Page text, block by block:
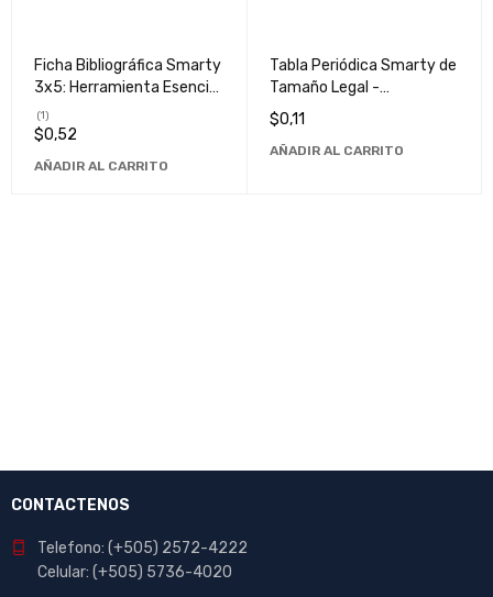
Ficha Bibliográfica Smarty
3x5: Herramienta Esencial
para Organización y
Referencia
(1)
$0,52
AÑADIR AL CARRITO
Tabla Periódica Smarty de
Tamaño Legal -
Herramienta Educativa
Esencial para Estudiantes
$0,11
AÑADIR AL CARRITO
CONTACTENOS
Telefono: (+505) 2572-4222
Celular: (+505) 5736-4020